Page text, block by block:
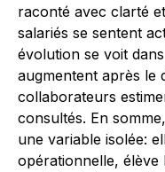
raconté avec clarté
salariés se sentent
évolution se voit
augmentent après le
collaborateurs
consultés. En
une variable isolée:
opérationnelle, élève